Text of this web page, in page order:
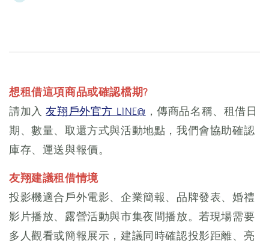
想租借這項商品或確認檔期?
請加入友翔戶外官方 LINE@ ，傳商品名稱、租借日
期、數量、取還方式與活動地點，我們會協助確認
庫存、運送與報價。
友翔建議租借情境
投影機適合戶外電影、企業簡報、品牌發表、婚禮
影片播放、露營活動與市集夜間播放。若現場需要
多人觀看或簡報展示，建議同時確認投影距離、亮